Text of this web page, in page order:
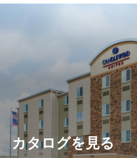
カタログを見る